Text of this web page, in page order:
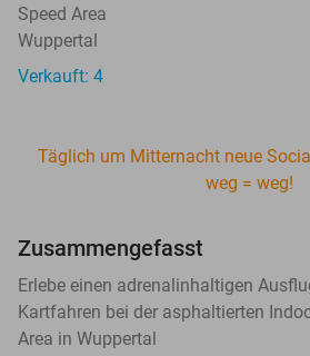
Speed Area
Wuppertal
Verkauft: 4
Täglich um Mitternacht neue
weg = weg!
Zusammengefasst
Erlebe einen adrenalinhaltigen
Kartfahren bei der asphaltierten
Area in Wuppertal